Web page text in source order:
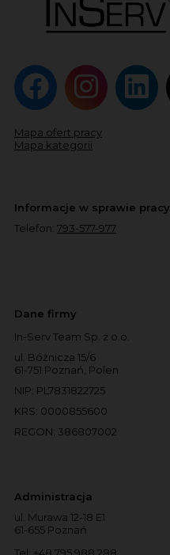
Mapa ofert pracy
Mapa kategorii
Informacje w sprawie pracy
Telefon: 793-577-977
Dane firmy
In-Serv Team Sp. z o.o.
ul. Bóżnicza 15/6
61-751 Poznań, Polen
NIP: PL7831822725
KRS: 0000855600
REGON: 386807002
Administracja
ul. Murawa 12-18 E1
61-655 Poznań
Tel: +48 795 988 288